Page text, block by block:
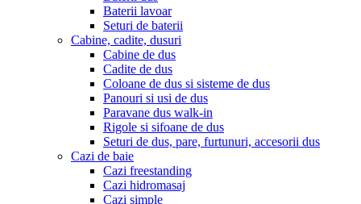
Baterii lavoar
Seturi de baterii
Cabine, cadite, dusuri
Cabine de dus
Cadite de dus
Coloane de dus si sisteme de dus
Panouri si usi de dus
Paravane dus walk-in
Rigole si sifoane de dus
Seturi de dus, pare, furtunuri, accesorii dus
Cazi de baie
Cazi freestanding
Cazi hidromasaj
Cazi simple